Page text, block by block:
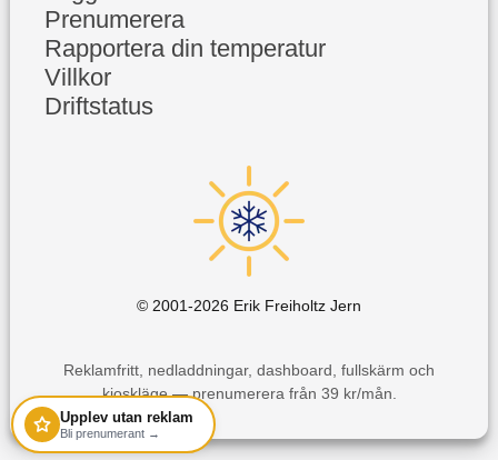
Prenumerera
Rapportera din temperatur
Villkor
Driftstatus
© 2001-2026 Erik Freiholtz Jern
Reklamfritt, nedladdningar, dashboard, fullskärm och
kioskläge — prenumerera från 39 kr/mån.
Upplev utan reklam
Bli prenumerant →